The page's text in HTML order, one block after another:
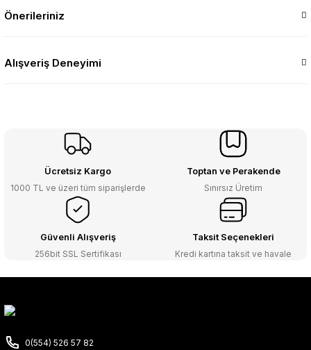
Önerileriniz
Alışveriş Deneyimi
Ücretsiz Kargo
1000 TL ve üzeri tüm siparişlerde
Toptan ve Perakende
Sınırsız Üretim
Güvenli Alışveriş
256bit SSL Sertifikası
Taksit Seçenekleri
Kredi kartına taksit ve havale
0(554) 526 57 82